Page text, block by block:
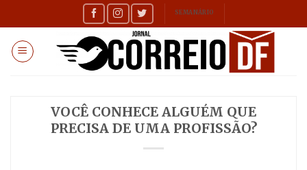
to
content
SEMANÁRIO
VOCÊ CONHECE ALGUÉM QUE
PRECISA DE UMA PROFISSÃO?